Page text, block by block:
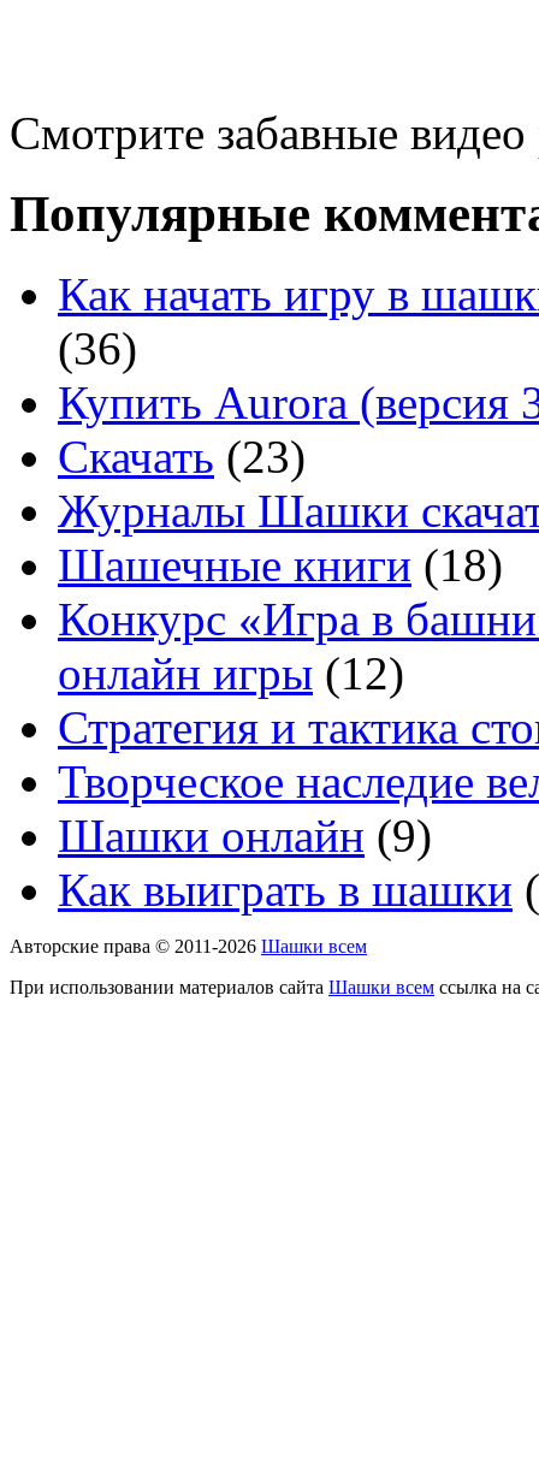
Смотрите забавные
Популярные
Как начать игру в
(36)
Купить Aurora (версия
Скачать (23)
Журналы Шашки
Шашечные книги (18)
Конкурс «Игра в
онлайн игры (12)
Стратегия и тактика
Творческое наследие
Шашки онлайн (9)
Как выиграть в шашки
Авторские права © 2011-2026 Шашки всем
При использовании материалов сайта Шашки всем ссылка на